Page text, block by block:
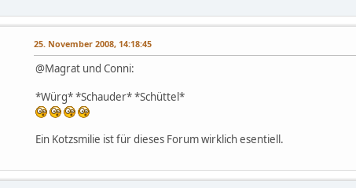
25. November 2008, 14:18:45
@Magrat und Conni:
*Würg* *Schauder* *Schüttel*
Ein Kotzsmilie ist für dieses Forum wirklich esentiell.